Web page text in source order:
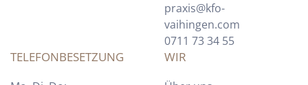
praxis@kfo-
vaihingen.com
0711 73 34 55
TELEFONBESETZUNG WIR